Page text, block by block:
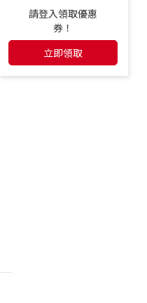
請登入領取優惠
券！
立即領取